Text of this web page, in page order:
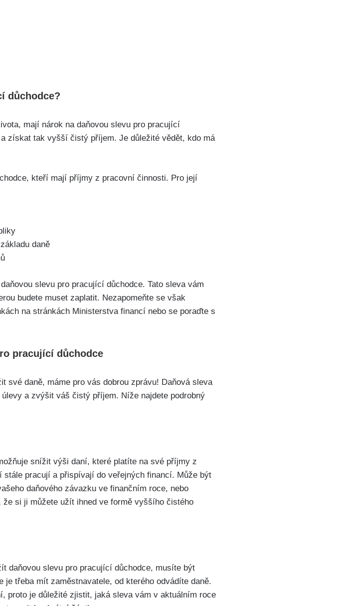
důchodce?
‌mají nárok na daňovou slevu ⁢pro⁤ pracující
získat tak vyšší čistý příjem. ​Je důležité vědět, kdo má⁣
kteří ​mají příjmy z pracovní ​činnosti. Pro její
daně
slevu ⁣pro pracující důchodce. Tato sleva vám
budete muset zaplatit. Nezapomeňte se však
na stránkách Ministerstva financí nebo se poraďte s
pracující důchodce
své ⁢daně,⁤ máme‌ pro vás dobrou zprávu! Daňová sleva​
a zvýšit váš čistý příjem. Níže najdete podrobný
snížit výši daní, které platíte na své příjmy z
stále pracují a přispívají do veřejných financí. Může⁣ být
daňového závazku ve finančním roce, nebo
si ji můžete užít ​ihned ve formě vyššího čistého
daňovou slevu pro pracující ‌důchodce, musíte být
třeba mít zaměstnavatele, od kterého odvádíte daně.
proto je důležité zjistit, jaká sleva vám v aktuálním roce